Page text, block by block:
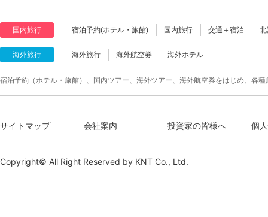
国内旅行 宿泊予約(ホテル・旅館) 国内旅行 交通＋宿泊
海外旅行 海外旅行 海外航空券 海外ホテル
宿泊予約（ホテル・旅館）、国内ツアー、海外ツアー、海外航空券をはじめ、各
サイトマップ 会社案内 投資家の皆様へ 個
Copyright© All Right Reserved by KNT Co., Ltd.